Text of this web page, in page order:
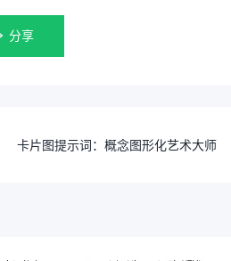
分享
卡片图提示词：概念图形化艺术大师